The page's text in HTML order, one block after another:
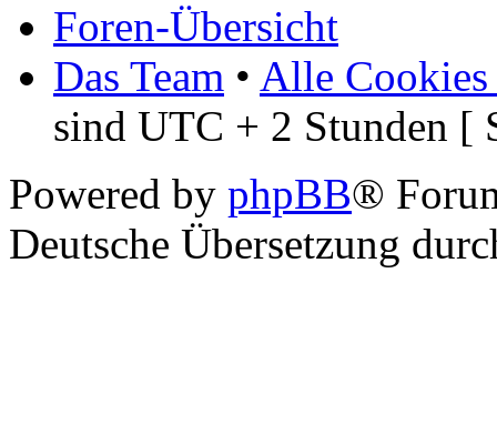
Foren-Übersicht
Das Team • Alle Cookies
sind UTC + 2 Stunden [
Powered by phpBB®
Deutsche Übersetzung